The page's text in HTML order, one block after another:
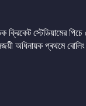
ক্রিকেট স্টেডিয়ামের
অধিনায়ক প্ৰথমে